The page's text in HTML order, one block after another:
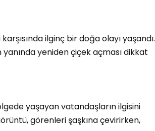
ilginç bir doğa olayı yaşandı.
yeniden çiçek açması dikkat
yaşayan vatandaşların ilgisini
görenleri şaşkına çevirirken,